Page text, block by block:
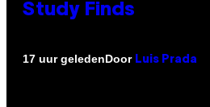
Study Finds
17 uur geledenDoor Luis Prada